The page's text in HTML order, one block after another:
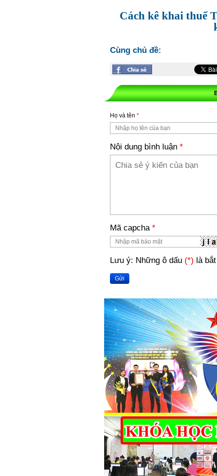
Cách kê khai thuế
Cùng chủ đề:
Họ và tên *
Nội dung bình luận *
Mã capcha *
Lưu ý: Những ô dấu (*) là
Gửi